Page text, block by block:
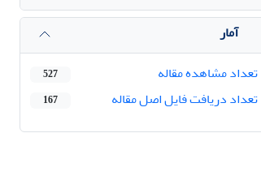
آمار
تعداد مشاهده مقاله
527
تعداد دریافت فایل اصل مقاله 167